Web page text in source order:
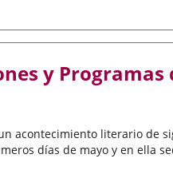
y
acontecimiento literario de
días de mayo y en ella